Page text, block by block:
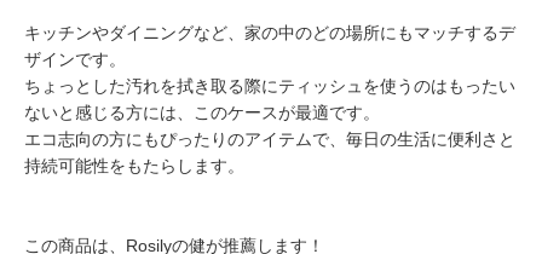
キッチンやダイニングなど、家の中のどの場所にもマッチするデ
ザインです。
ちょっとした汚れを拭き取る際にティッシュを使うのはもったい
ないと感じる方には、このケースが最適です。
エコ志向の方にもぴったりのアイテムで、毎日の生活に便利さと
持続可能性をもたらします。
この商品は、Rosilyの健が推薦します！